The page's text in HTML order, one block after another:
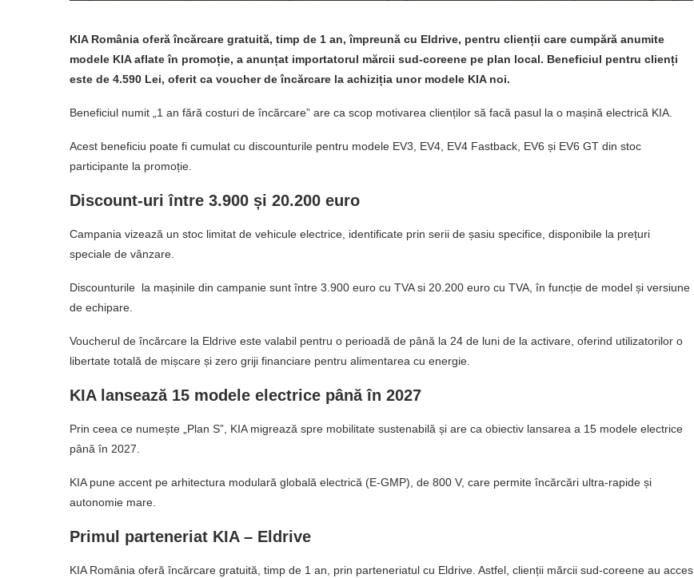
KIA România oferă încărcare gratuită, timp de 1 an, împreună cu Eldrive, pentru clienții care cumpără anumite
modele KIA aflate în promoție, a anunțat importatorul mărcii sud-coreene pe plan local. Beneficiul pentru clienți
este de 4.590 Lei, oferit ca voucher de încărcare la achiziția unor modele KIA noi.
Beneficiul numit „1 an fără costuri de încărcare” are ca scop motivarea clienților să facă pasul la o mașină electrică KIA.
Acest beneficiu poate fi cumulat cu discounturile pentru modele EV3, EV4, EV4 Fastback, EV6 și EV6 GT din stoc
participante la promoție.
Discount-uri între 3.900 și 20.200 euro
Campania vizează un stoc limitat de vehicule electrice, identificate prin serii de șasiu specifice, disponibile la prețuri
speciale de vânzare.
Discounturile la mașinile din campanie sunt între 3.900 euro cu TVA si 20.200 euro cu TVA, în funcție de model și versiune
de echipare.
Voucherul de încărcare la Eldrive este valabil pentru o perioadă de până la 24 de luni de la activare, oferind utilizatorilor o
libertate totală de mișcare și zero griji financiare pentru alimentarea cu energie.
KIA lansează 15 modele electrice până în 2027
Prin ceea ce numește „Plan S”, KIA migrează spre mobilitate sustenabilă și are ca obiectiv lansarea a 15 modele electrice
până în 2027.
KIA pune accent pe arhitectura modulară globală electrică (E-GMP), de 800 V, care permite încărcări ultra-rapide și
autonomie mare.
Primul parteneriat KIA – Eldrive
KIA România oferă încărcare gratuită, timp de 1 an, prin parteneriatul cu Eldrive. Astfel, clienții mărcii sud-coreene au acces